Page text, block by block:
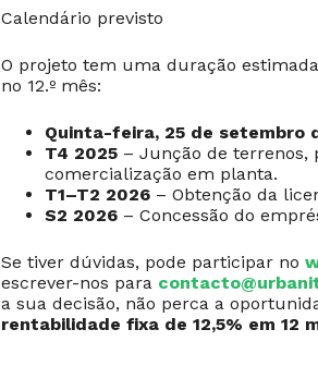
Calendário previsto
O projeto tem uma duração
no 12.º mês:
Quinta-feira, 25 de setembro
T4 2025 – Junção de terrenos,
comercialização em planta.
T1–T2 2026 – Obtenção da
S2 2026 – Concessão do
Se tiver dúvidas, pode participar no
escrever-nos para
a sua decisão, não perca a
rentabilidade fixa de 12,5% em 12